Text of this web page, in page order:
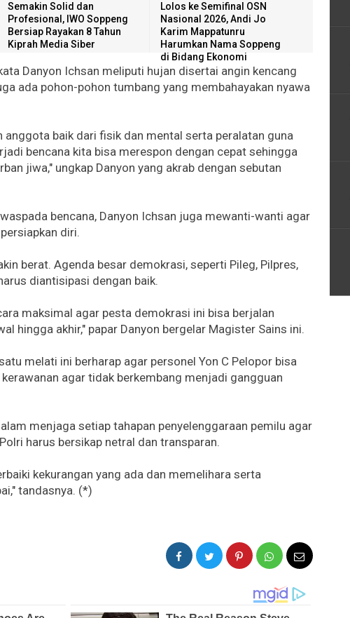
Semakin Solid dan
Profesional, IWO Soppeng
Bersiap Rayakan 8 Tahun
Kiprah Media Siber
Lolos ke Semifinal OSN
Nasional 2026, Andi Jo
Karim Mappatunru
Harumkan Nama Soppeng
di Bidang Ekonomi
Danyon Ichsan meliputi hujan disertai angin kencang
ada pohon-pohon tumbang yang membahayakan nyawa
anggota baik dari fisik dan mental serta peralatan guna
bencana kita bisa merespon dengan cepat sehingga
jiwa," ungkap Danyon yang akrab dengan sebutan
bencana, Danyon Ichsan juga mewanti-wanti agar
diri.
berat. Agenda besar demokrasi, seperti Pileg, Pilpres,
diantisipasi dengan baik.
maksimal agar pesta demokrasi ini bisa berjalan
hingga akhir," papar Danyon bergelar Magister Sains ini.
melati ini berharap agar personel Yon C Pelopor bisa
agar tidak berkembang menjadi gangguan
menjaga setiap tahapan penyelenggaraan pemilu agar
harus bersikap netral dan transparan.
kekurangan yang ada dan memelihara serta
tandasnya. (*)